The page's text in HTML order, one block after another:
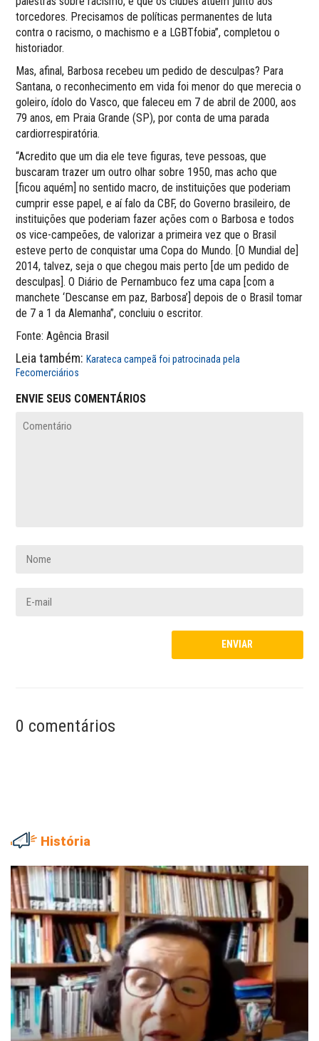
torcedores. Precisamos de políticas permanentes de luta
contra o racismo, o machismo e a LGBTfobia”, completou o
historiador.
Mas, afinal, Barbosa recebeu um pedido de desculpas? Para
Santana, o reconhecimento em vida foi menor do que merecia o
goleiro, ídolo do Vasco, que faleceu em 7 de abril de 2000, aos
79 anos, em Praia Grande (SP), por conta de uma parada
cardiorrespiratória.
“Acredito que um dia ele teve figuras, teve pessoas, que
buscaram trazer um outro olhar sobre 1950, mas acho que
[ficou aquém] no sentido macro, de instituições que poderiam
cumprir esse papel, e aí falo da CBF, do Governo brasileiro, de
instituições que poderiam fazer ações com o Barbosa e todos
os vice-campeões, de valorizar a primeira vez que o Brasil
esteve perto de conquistar uma Copa do Mundo. [O Mundial de]
2014, talvez, seja o que chegou mais perto [de um pedido de
desculpas]. O Diário de Pernambuco fez uma capa [com a
manchete ‘Descanse em paz, Barbosa’] depois de o Brasil tomar
de 7 a 1 da Alemanha”, concluiu o escritor.
Fonte: Agência Brasil
Leia também:Karateca campeã foi patrocinada pela
Fecomerciários
ENVIE SEUS COMENTÁRIOS
0 comentários
História